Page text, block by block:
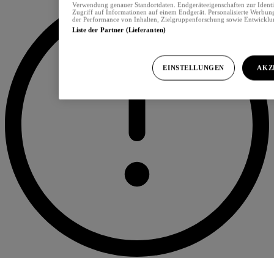
Verwendung genauer Standortdaten. Endgeräteeigenschaften zur
Zugriff auf Informationen auf einem Endgerät. Personalisierte
der Performance von Inhalten, Zielgruppenforschung sowie
Liste der Partner (Lieferanten)
EINSTELLUNGEN